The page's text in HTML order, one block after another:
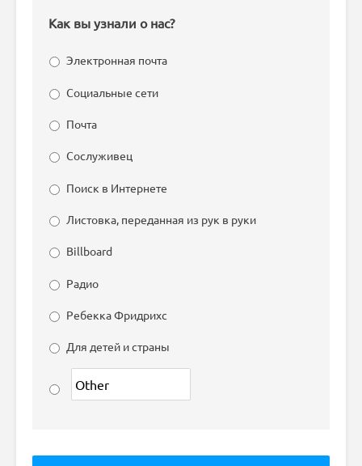
Как вы узнали о нас?
Электронная почта
Социальные сети
Почта
Сослуживец
Поиск в Интернете
Листовка, переданная из рук в руки
Billboard
Радио
Ребекка Фридрихс
Для детей и страны